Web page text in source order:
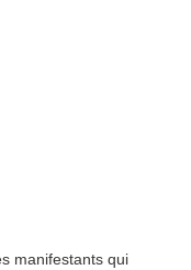
manifestants qui